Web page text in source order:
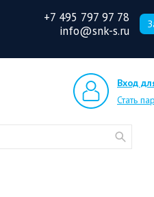
+7 495 797 97 78
info@snk-s.ru
Вход
Стать